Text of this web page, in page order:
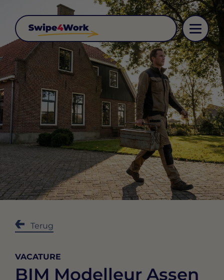
Terug
VACATURE
BIM Modelleur Assen